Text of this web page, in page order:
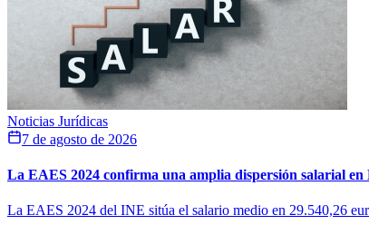
Noticias Jurídicas
7 de agosto de 2026
La EAES 2024 confirma una amplia dispersión salarial en
La EAES 2024 del INE sitúa el salario medio en 29.540,26